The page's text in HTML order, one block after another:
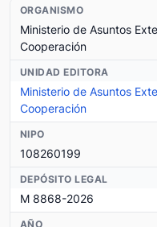
ORGANISMO
Ministerio de Asuntos
Cooperación
UNIDAD EDITORA
Ministerio de Asuntos
Cooperación
NIPO
108260199
DEPÓSITO LEGAL
M 8868-2026
AÑO